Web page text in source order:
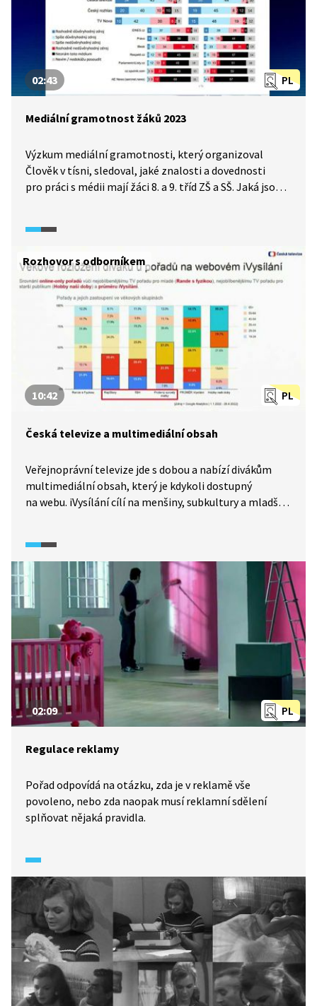
PL
02:43
Mediální gramotnost žáků 2023
Výzkum mediální gramotnosti, který organizoval
Člověk v tísni, sledoval, jaké znalosti a dovednosti
pro práci s médii mají žáci 8. a 9. tříd ZŠ a SŠ. Jaká jsou
Rozhovor s odborníkem
PL
10:42
Česká televize a multimediální obsah
Veřejnoprávní televize jde s dobou a nabízí divákům
multimediální obsah, který je kdykoli dostupný
na webu. iVysílání cílí na menšiny, subkultury a mladší
poplatky nebo pravidla reklamy při sledování online
platformy veřejnoprávní televize?
PL
02:09
Regulace reklamy
Pořad odpovídá na otázku, zda je v reklamě vše
povoleno, nebo zda naopak musí reklamní sdělení
splňovat nějaká pravidla.